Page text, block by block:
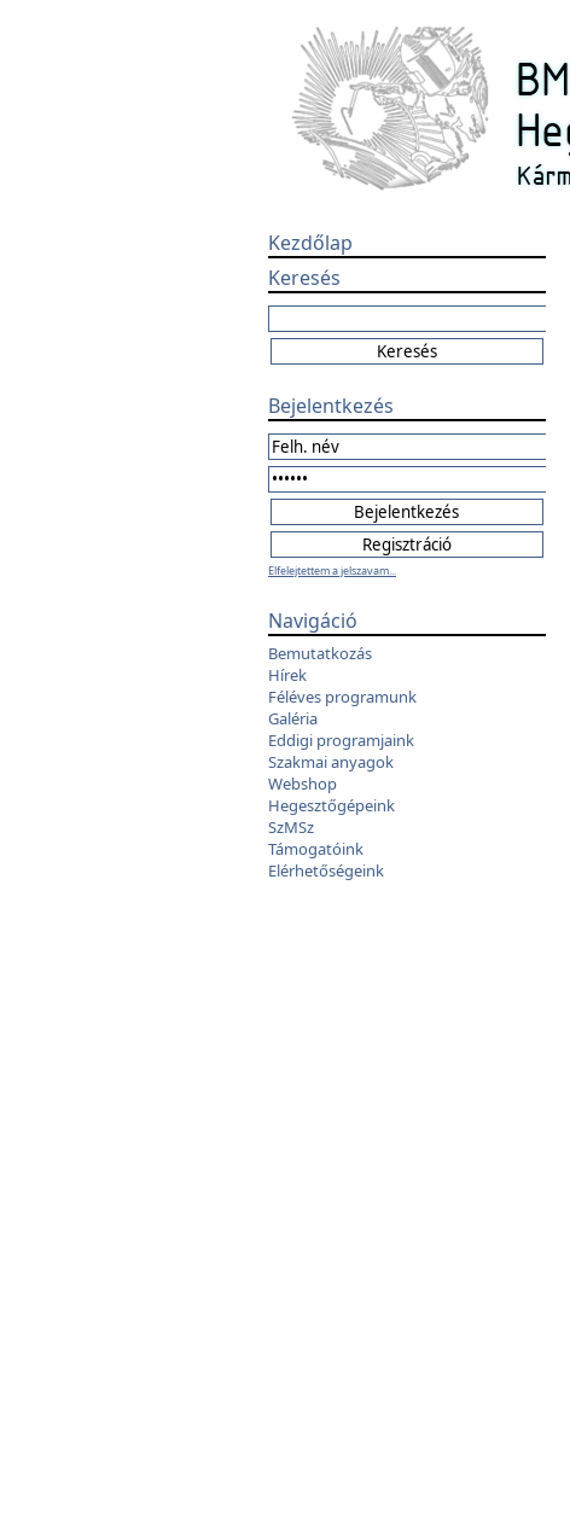
Kezdőlap
Keresés
Bejelentkezés
Elfelejtettem a jelszavam...
Navigáció
Bemutatkozás
Hírek
Féléves programunk
Galéria
Eddigi programjaink
Szakmai anyagok
Webshop
Hegesztőgépeink
SzMSz
Támogatóink
Elérhetőségeink